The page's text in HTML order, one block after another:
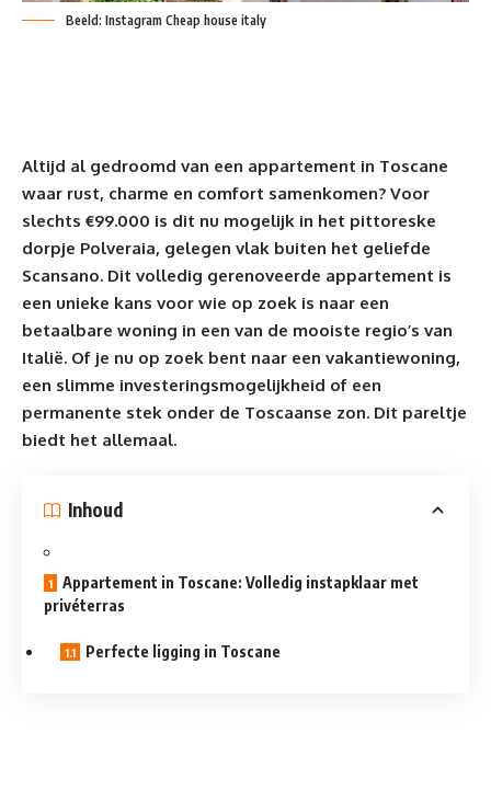
Beeld: Instagram Cheap house italy
Altijd al gedroomd van een appartement in Toscane
waar rust, charme en comfort samenkomen? Voor
slechts €99.000 is dit nu mogelijk in het pittoreske
dorpje Polveraia, gelegen vlak buiten het geliefde
Scansano. Dit volledig gerenoveerde appartement is
een unieke kans voor wie op zoek is naar een
betaalbare woning in een van de mooiste regio’s van
Italië. Of je nu op zoek bent naar een vakantiewoning,
een slimme investeringsmogelijkheid of een
permanente stek onder de Toscaanse zon. Dit pareltje
biedt het allemaal.
Inhoud
Appartement in Toscane: Volledig instapklaar met
privéterras
Perfecte ligging in Toscane